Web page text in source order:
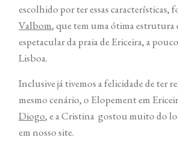
escolhido por ter essas características,
Valbom, que tem uma ótima estrutura
espetacular da praia de Ericeira, a
Lisboa.
Inclusive já tivemos a felicidade de ter
mesmo cenário, o Elopement em
Diogo, e a Cristina gostou muito do
em nosso site.